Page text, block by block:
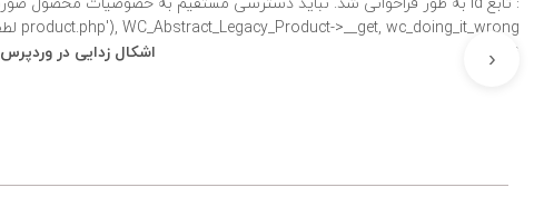
product.php'), WC_Abstract_Legacy_Product->__get, wc_doing_it_wrong لطفاً برای اطلاعات بیشتر،
نادرست
اشکال زدایی در وردپرس ‹